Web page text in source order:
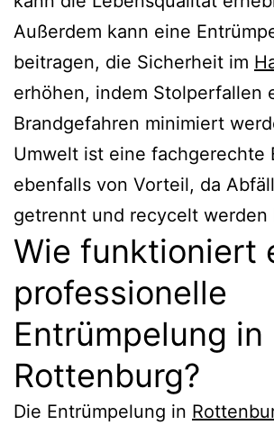
Außerdem kann eine
beitragen, die Sicherheit im
erhöhen, indem Stolperfallen
Brandgefahren minimiert
Umwelt ist eine fachgerechte
ebenfalls von Vorteil, da
getrennt und recycelt werden
Wie funktioniert
professionelle
Entrümpelung in
Rottenburg?
Die Entrümpelung in